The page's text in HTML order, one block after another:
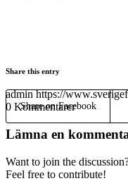
Share this entry
Share on Facebook
admin https://
0 Kommentarer
Lämna en
Want to join the
Feel free to contribute!